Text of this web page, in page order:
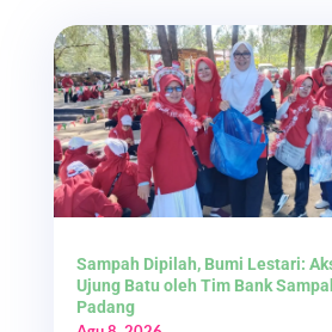
Sampah Dipilah, Bumi Lestari:
Ujung Batu oleh Tim Bank
Padang